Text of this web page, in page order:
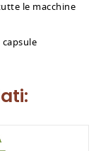
le macchine